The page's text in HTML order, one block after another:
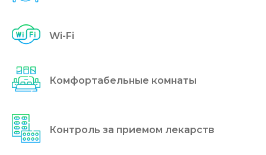
Wi-Fi
Комфортабельные комнаты
Контроль за приемом лекарств